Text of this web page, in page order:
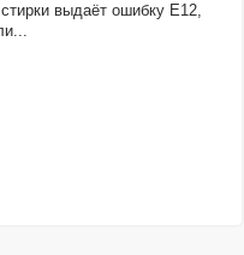
выдаёт ошибку Е12,